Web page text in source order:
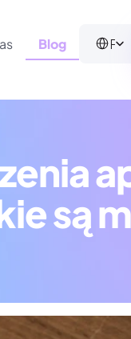
Blog
Select
Polish (Poland)
są